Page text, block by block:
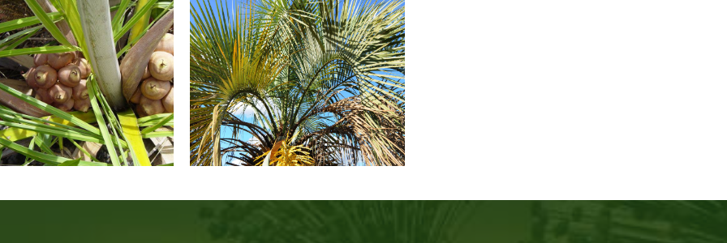
caule subterrâneo e o termo
"fruto de partir ou rachar"
na língua indígena.
Conheça!
Palmeira tolerante ao fogo que cresce no
máximo 1 metro e possui caule
subterrâneo.
Conheça!